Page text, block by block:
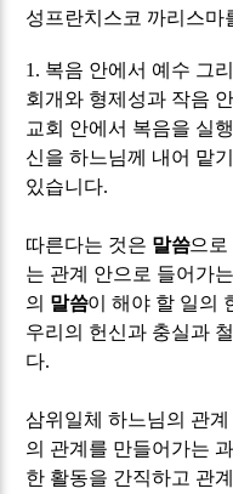
성프란치스코 까리스마
1. 복음 안에서 예수 그
회개와 형제성과 작음
교회 안에서 복음을 실
신을 하느님께 내어 맡
있습니다.
따른다는 것은 말씀으로
는 관계 안으로 들어가
의 말씀이 해야 할 일의
우리의 헌신과 충실과
다.
삼위일체 하느님의 관
의 관계를 만들어가는
한 활동을 간직하고 관